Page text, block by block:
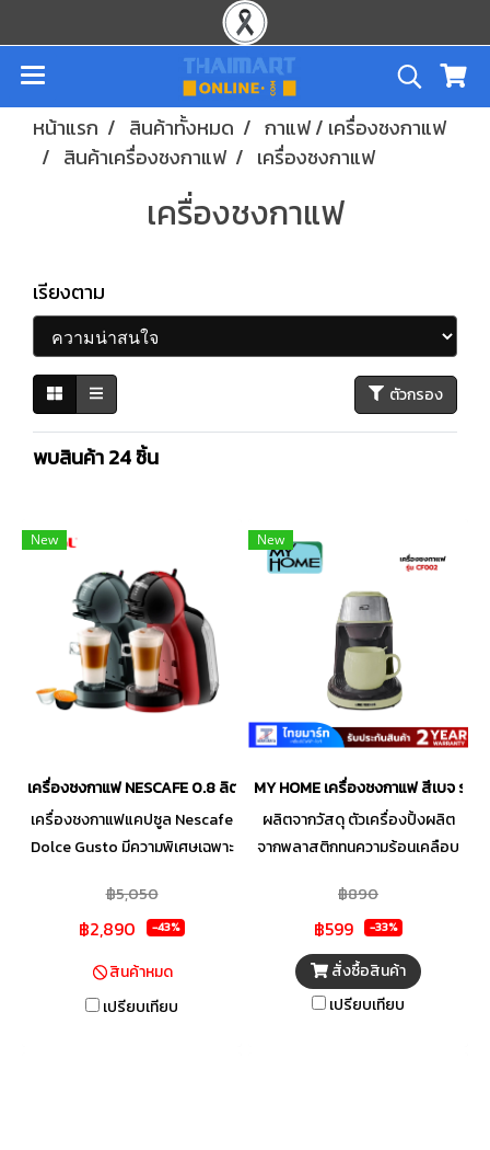
หน้าแรก สินค้าทั้งหมด
กาแฟ / เครื่องชงกาแฟ
สินค้าเครื่องชงกาแฟ
เครื่องชงกาแฟ
เครื่องชงกาแฟ
เรียงตาม
ตัวกรอง
พบสินค้า 24 ชิ้น
New
เครื่องชงกาแฟ NESCAFE 0.8 ลิตร รุ่น KP120866
เครื่องชงกาแฟแคปซูล Nescafe
Dolce Gusto มีความพิเศษเฉพาะ
ด้วยการปิดผนึกสูญญากาศ เพื่อ
รักษาความสดใหม่ มั่นใจได้ว่าทุก
หลากหลาย จากเอสเพรสโซ่รส
เข้มสู่ช็อกโกแลตแสนอร่อย ลาเต้
฿5,050
฿2,890 -43%
สินค้าหมด
เปรียบเทียบ
New
MY HOME เครื่องชงกาแฟ สีเบจ รุ่น
ผลิตจากวัสดุ ตัวเครื่องปิ้งผลิต
จากพลาสติกทนความร้อนเคลือบ
จะได้ลายหน้าขนมปังเป็นลาย
การ์ตูน มีปุ่มปรับระดับความร้อน 5
ระดับ มีปุ่ม Stop เมื่อต้องการหยุด
การทำงาน มีถาดรองเศษขนมปัง
กำลังไฟ 700 วัตต์ 220 V 50Hz
฿890
฿599 -33%
สั่งซื้อสินค้า
เปรียบเทียบ